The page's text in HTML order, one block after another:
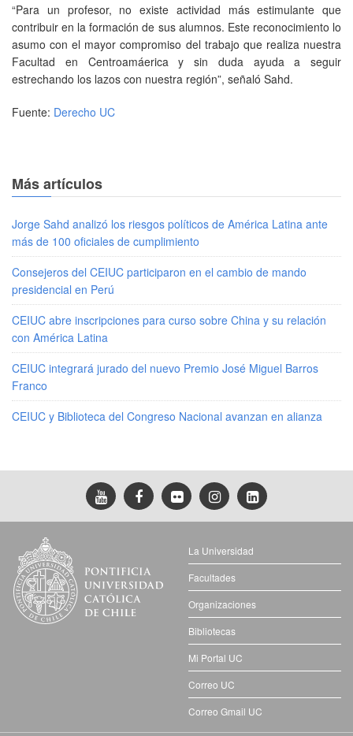
“Para un profesor, no existe actividad más estimulante que
contribuir en la formación de sus alumnos. Este reconocimiento lo
asumo con el mayor compromiso del trabajo que realiza nuestra
Facultad en Centroamáerica y sin duda ayuda a seguir
estrechando los lazos con nuestra región”, señaló Sahd.
Fuente: Derecho UC
Más artículos
Jorge Sahd analizó los riesgos políticos de América Latina ante
más de 100 oficiales de cumplimiento
Consejeros del CEIUC participaron en el cambio de mando
presidencial en Perú
CEIUC abre inscripciones para curso sobre China y su relación
con América Latina
CEIUC integrará jurado del nuevo Premio José Miguel Barros
Franco
CEIUC y Biblioteca del Congreso Nacional avanzan en alianza
La Universidad
Facultades
Organizaciones
Bibliotecas
Mi Portal UC
Correo UC
Correo Gmail UC